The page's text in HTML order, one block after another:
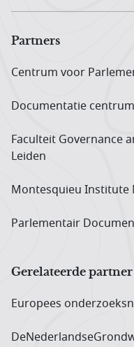
Partners
Centrum voor
Documentatie
Faculteit Governance
Leiden
Montesquieu Institute
Parlementair
Gerelateerde partner
Europees